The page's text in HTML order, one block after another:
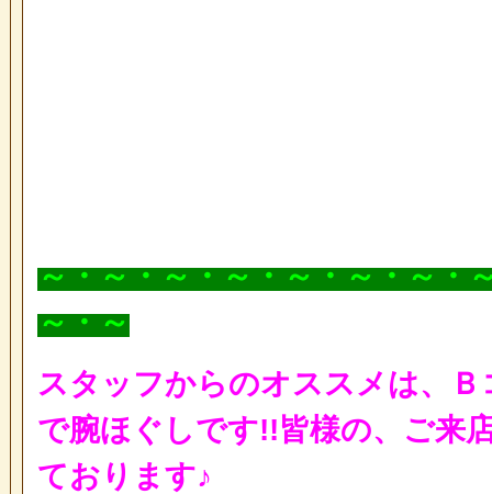
～・～・～・～・～・～・～・
～・～
スタッフからのオススメは、
で腕ほぐしです!!皆様の、ご来
ております♪